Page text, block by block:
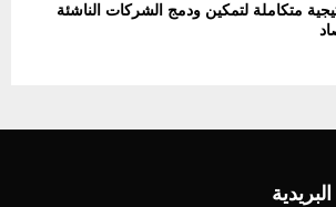
متكاملة لتمكين ودمج الشركات الناشئة